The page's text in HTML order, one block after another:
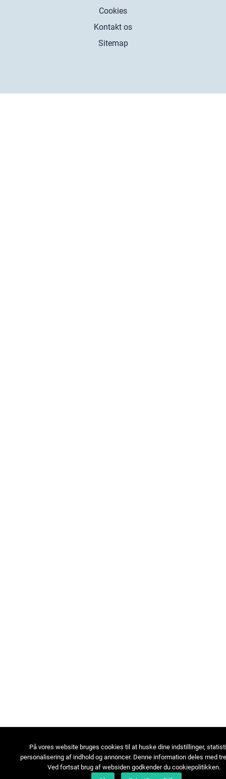
Cookies
Kontakt os
Sitemap
På vores website bruges cookies til at huske dine indstillinger,
personalisering af indhold og annoncer. Denne information deles med
Ved fortsat brug af websiden godkender du cookiepolitikken.